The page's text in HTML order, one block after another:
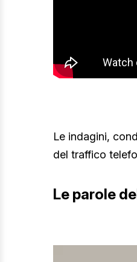
Le indagini,
del traffico
Le parole